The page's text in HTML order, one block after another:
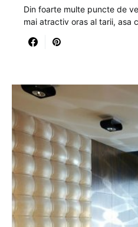
Din foarte multe puncte de
mai atractiv oras al tarii, asa